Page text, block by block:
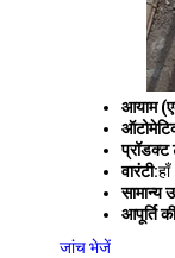
आयाम
प्रॉडक्ट
वारंटी:हाँ
सामान्य
आपूर्ति
जांच भेजें